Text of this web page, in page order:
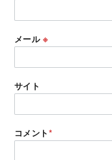
メール ※
サイト
コメント*